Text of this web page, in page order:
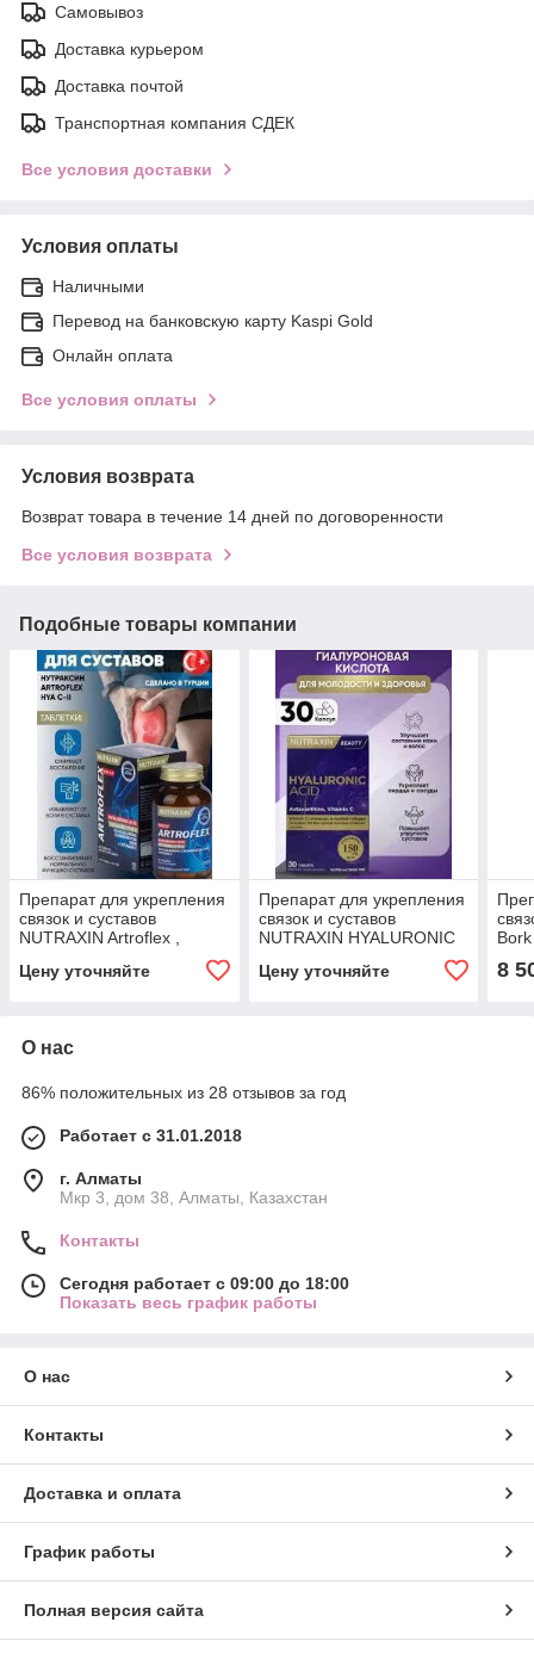
Самовывоз
Доставка курьером
Доставка почтой
Транспортная компания СДЕК
Все условия доставки
Условия оплаты
Наличными
Перевод на банковскую карту Kaspi Gold
Онлайн оплата
Все условия оплаты
Условия возврата
Возврат товара в течение 14 дней по договоренности
Все условия возврата
Подобные товары компании
Препарат для укрепления
связок и суставов
NUTRAXIN Artroflex ,
Цену уточняйте
Препарат для укрепления
связок и суставов
NUTRAXIN HYALURONIC
Цену уточняйте 8
О нас
86% положительных из 28 отзывов за год
Работает с 31.01.2018
г. Алматы
Мкр 3, дом 38, Алматы, Казахстан
Контакты
Сегодня работает с 09:00 до 18:00
Показать весь график работы
О нас
Контакты
Доставка и оплата
График работы
Полная версия сайта